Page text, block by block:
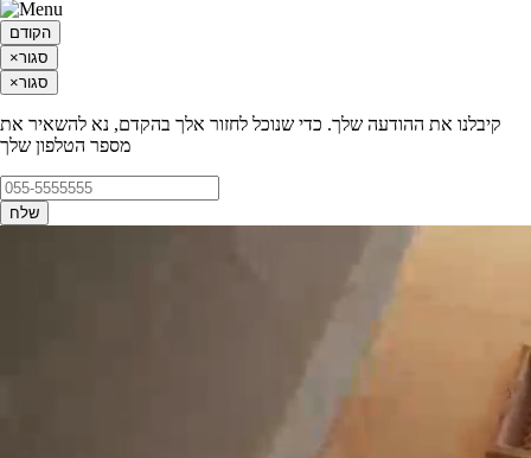
הקודם
×סגור
×סגור
קיבלנו את ההודעה שלך. כדי שנוכל לחזור אלך בהקדם, נא להשאיר את
מספר הטלפון שלך
שלח